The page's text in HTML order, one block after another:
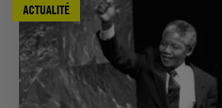
ACTUALITÉ